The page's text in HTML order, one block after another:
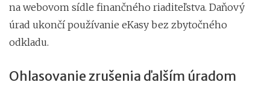
na webovom sídle finančného riaditeľstva. Daňový
úrad ukončí používanie eKasy bez zbytočného
odkladu.
Ohlasovanie zrušenia ďalším úradom